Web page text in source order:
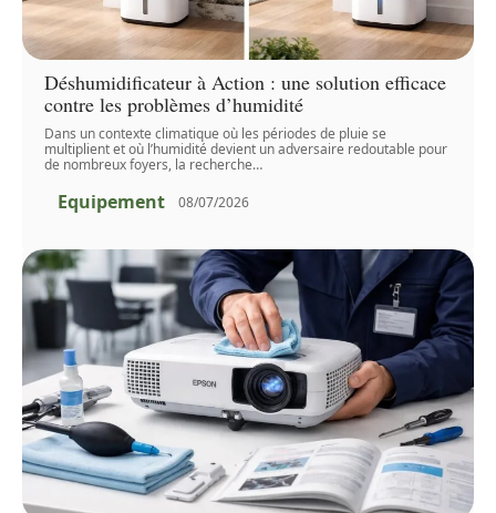
Déshumidificateur à Action : une solution efficace
contre les problèmes d’humidité
Dans un contexte climatique où les périodes de pluie se
multiplient et où l’humidité devient un adversaire redoutable pour
de nombreux foyers, la recherche…
Equipement 08/07/2026